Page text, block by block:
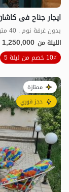
ایجار جناح فی
بدون غرفة نوم . 40 متر . حتى 4 ضيف
الليلة من 1,250,000
10٪ خصم من ليلة 5
ممتازة
حجز فوري